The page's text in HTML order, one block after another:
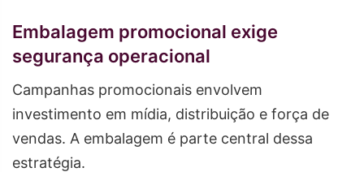
Embalagem promocional exige
segurança operacional
Campanhas promocionais envolvem
investimento em mídia, distribuição e força de
vendas. A embalagem é parte central dessa
estratégia.